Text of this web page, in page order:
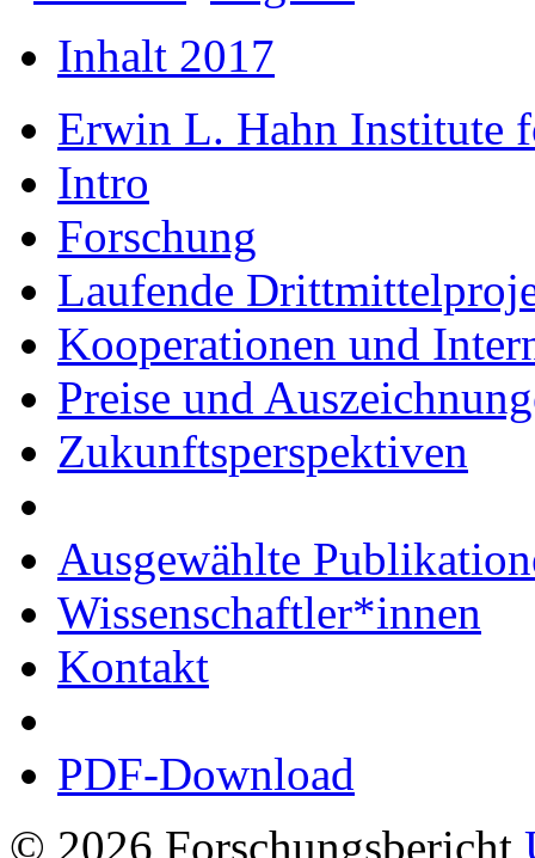
Inhalt 2017
Erwin L. Hahn Institute
Intro
Forschung
Laufende
Kooperationen und
Preise und
Zukunftsperspektiven
Ausgewählte
Wissenschaftler*innen
Kontakt
PDF-Download
© 2026 Forschungsbericht